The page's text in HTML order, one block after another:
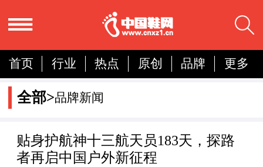
首页 行业 热点 原创 品牌
更多
国内
国际
分析
全部>品牌新闻
贴身护航神十三航天员183天，探路
者再启中国户外新征程